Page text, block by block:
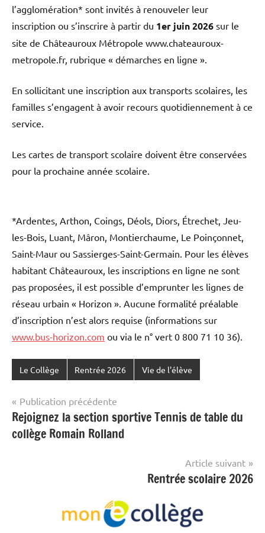
l’agglomération* sont invités à renouveler leur
inscription ou s’inscrire à partir du 1er juin 2026 sur le
site de Châteauroux Métropole www.chateauroux-
metropole.fr, rubrique « démarches en ligne ».
En sollicitant une inscription aux transports scolaires, les
familles s’engagent à avoir recours quotidiennement à ce
service.
Les cartes de transport scolaire doivent être conservées
pour la prochaine année scolaire.
*Ardentes, Arthon, Coings, Déols, Diors, Étrechet, Jeu-
les-Bois, Luant, Mâron, Montierchaume, Le Poinçonnet,
Saint-Maur ou Sassierges-Saint-Germain. Pour les élèves
habitant Châteauroux, les inscriptions en ligne ne sont
pas proposées, il est possible d’emprunter les lignes de
réseau urbain « Horizon ». Aucune formalité préalable
d’inscription n’est alors requise (informations sur
www.bus-horizon.com ou via le n° vert 0 800 71 10 36).
Le Collège Rentrée 2026 Vie de l'élève
Navigation
de
l’article
Publication précédente
Rejoignez la section sportive Tennis de table du
collège Romain Rolland
Article suivant
Rentrée scolaire 2026